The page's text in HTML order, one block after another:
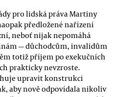
pro lidská práva Martiny
předložené nařízení
neboť nijak nepomáhá
— důchodcům, invalidům
totiž příjem po exekučních
prakticky nevzroste.
upravit konstrukci
aby nově odpovídala nikoliv